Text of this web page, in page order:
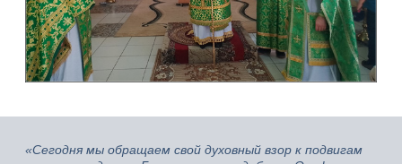
«Сегодня мы обращаем свой духовный взор к подвигам